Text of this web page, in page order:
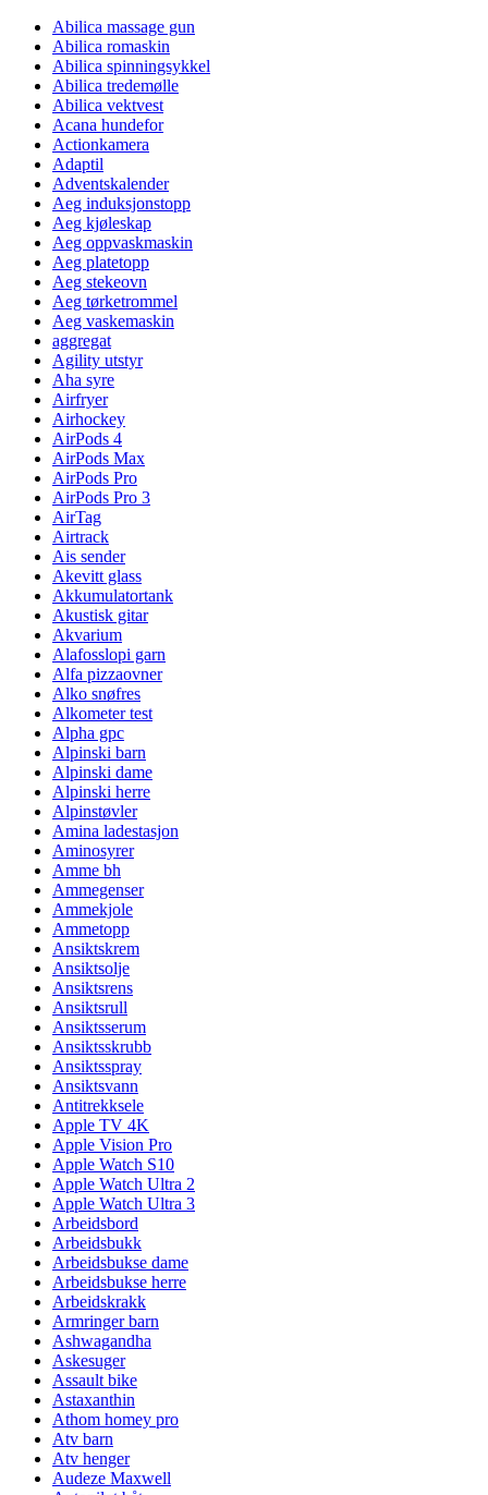
Abilica massage gun
Abilica romaskin
Abilica spinningsykkel
Abilica tredemølle
Abilica vektvest
Acana hundefor
Actionkamera
Adaptil
Adventskalender
Aeg induksjonstopp
Aeg kjøleskap
Aeg oppvaskmaskin
Aeg platetopp
Aeg stekeovn
Aeg tørketrommel
Aeg vaskemaskin
aggregat
Agility utstyr
Aha syre
Airfryer
Airhockey
AirPods 4
AirPods Max
AirPods Pro
AirPods Pro 3
AirTag
Airtrack
Ais sender
Akevitt glass
Akkumulatortank
Akustisk gitar
Akvarium
Alafosslopi garn
Alfa pizzaovner
Alko snøfres
Alkometer test
Alpha gpc
Alpinski barn
Alpinski dame
Alpinski herre
Alpinstøvler
Amina ladestasjon
Aminosyrer
Amme bh
Ammegenser
Ammekjole
Ammetopp
Ansiktskrem
Ansiktsolje
Ansiktsrens
Ansiktsrull
Ansiktsserum
Ansiktsskrubb
Ansiktsspray
Ansiktsvann
Antitrekksele
Apple TV 4K
Apple Vision Pro
Apple Watch S10
Apple Watch Ultra 2
Apple Watch Ultra 3
Arbeidsbord
Arbeidsbukk
Arbeidsbukse dame
Arbeidsbukse herre
Arbeidskrakk
Armringer barn
Ashwagandha
Askesuger
Assault bike
Astaxanthin
Athom homey pro
Atv barn
Atv henger
Audeze Maxwell